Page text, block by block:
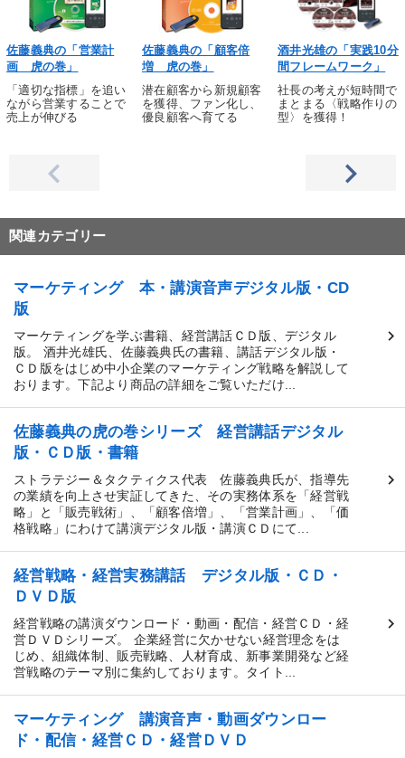
佐藤義典の「営業計
画 虎の巻」
「適切な指標」を追い
ながら営業することで
売上が伸びる
佐藤義典の「顧客倍
増 虎の巻」
潜在顧客から新規顧客
を獲得、ファン化し、
優良顧客へ育てる
酒井光雄の「実践10分
間フレームワーク」
社長の考えが短時間で
まとまる〈戦略作りの
型〉を獲得！
関連カテゴリー
マーケティング 本・講演音声デジタル版・CD
版
マーケティングを学ぶ書籍、経営講話ＣＤ版、デジタル
版。 酒井光雄氏、佐藤義典氏の書籍、講話デジタル版・
ＣＤ版をはじめ中小企業のマーケティング戦略を解説して
おります。下記より商品の詳細をご覧いただけ...
佐藤義典の虎の巻シリーズ 経営講話デジタル
版・ＣＤ版・書籍
ストラテジー＆タクティクス代表 佐藤義典氏が、指導先
の業績を向上させ実証してきた、その実務体系を「経営戦
略」と「販売戦術」、「顧客倍増」、「営業計画」、「価
格戦略」にわけて講演デジタル版・講演ＣＤにて...
経営戦略・経営実務講話 デジタル版・ＣＤ・
ＤＶＤ版
経営戦略の講演ダウンロード・動画・配信・経営ＣＤ・経
営ＤＶＤシリーズ。 企業経営に欠かせない経営理念をは
じめ、組織体制、販売戦略、人材育成、新事業開発など経
営戦略のテーマ別に集約しております。タイト...
マーケティング 講演音声・動画ダウンロー
ド・配信・経営ＣＤ・経営ＤＶＤ